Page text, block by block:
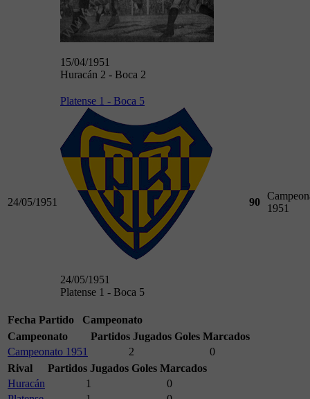
15/04/1951
Huracán 2 - Boca 2
24/05/1951
Platense 1 - Boca 5
24/05/1951
Platense 1 - Boca 5
90
1951
Fecha Partido
Campeonato
Campeonato
Partidos Jugados Goles Marcados
Campeonato 1951
2
0
Rival
Partidos Jugados Goles Marcados
Huracán
1
0